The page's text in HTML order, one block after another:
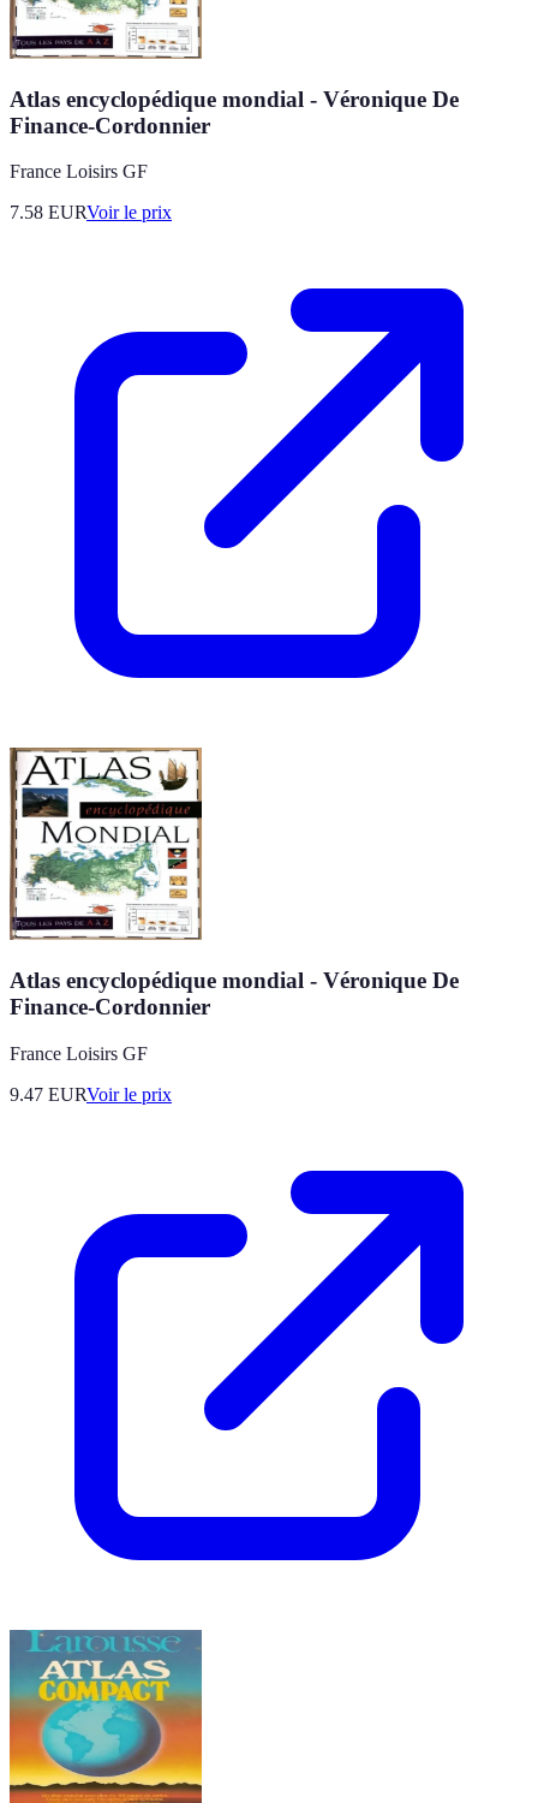
Atlas encyclopédique mondial - Véronique De
Finance-Cordonnier
France Loisirs GF
7.58 EURVoir le prix
Atlas encyclopédique mondial - Véronique De
Finance-Cordonnier
France Loisirs GF
9.47 EURVoir le prix